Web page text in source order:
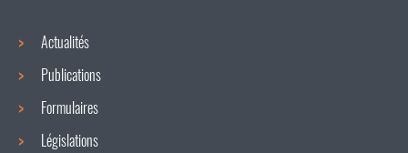
Actualités
Publications
Formulaires
Législations